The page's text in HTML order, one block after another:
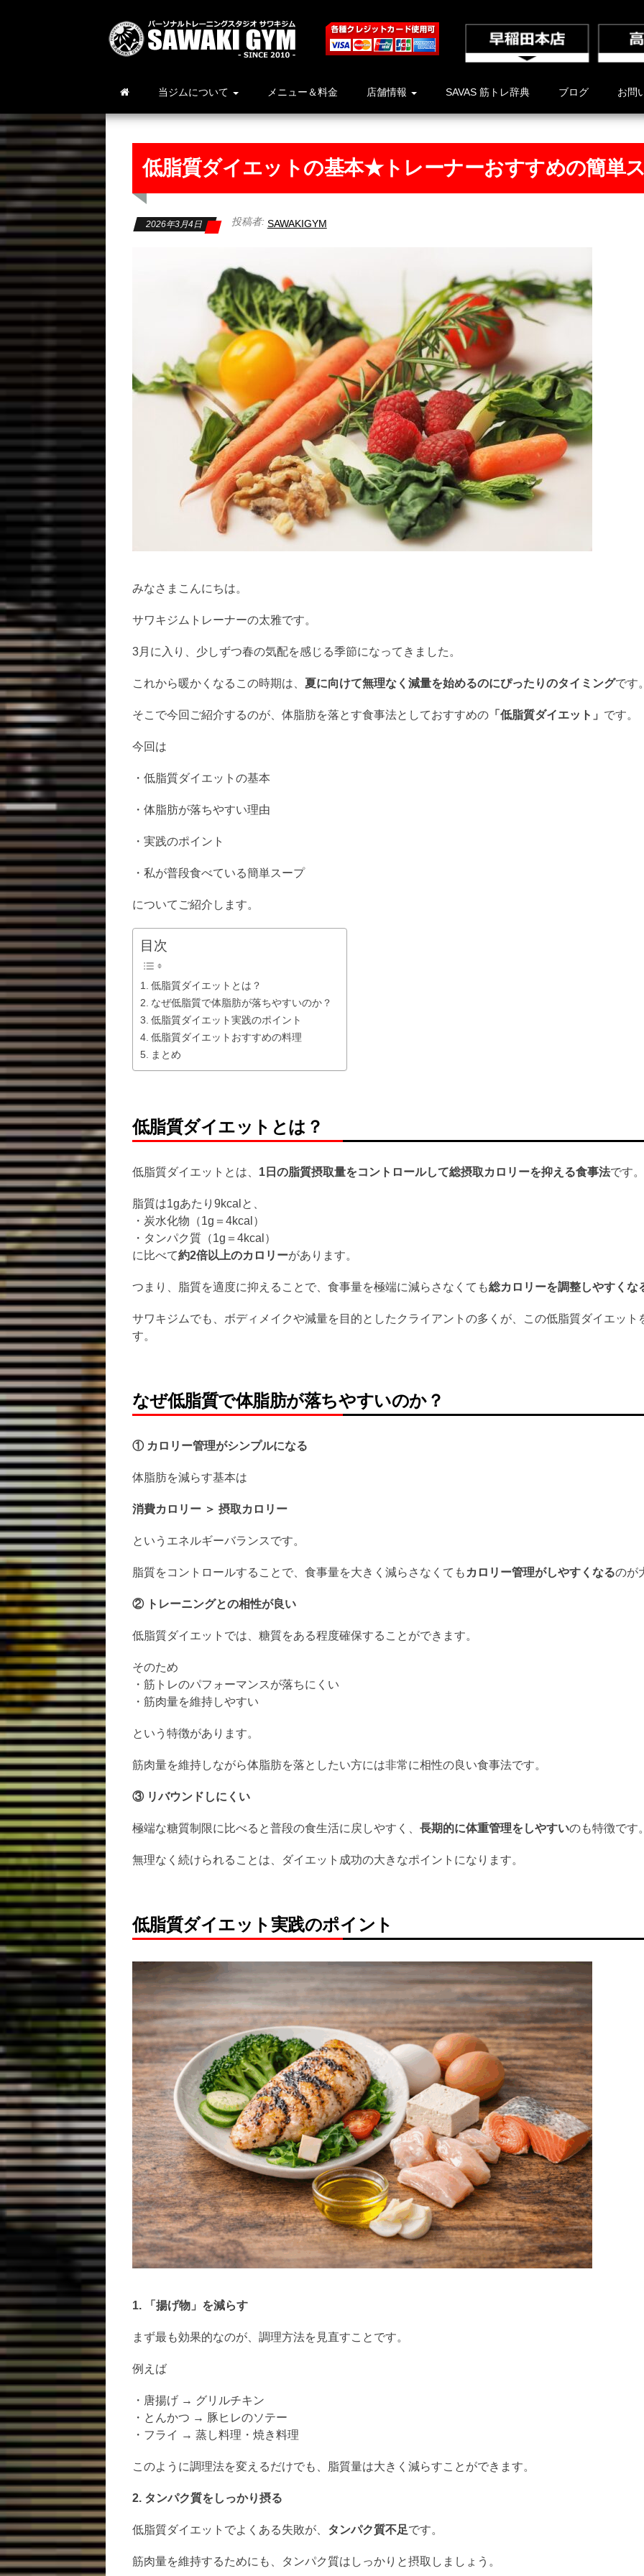
当ジムについて メニュー＆料金 店舗情報 SAVAS 筋トレ辞典 ブログ お問
低脂質ダイエットの基本★トレーナーおすすめの簡単
2026年3月4日 投稿者: SAWAKIGYM
みなさまこんにちは。
サワキジムトレーナーの太雅です。
3月に入り、少しずつ春の気配を感じる季節になってきました。
これから暖かくなるこの時期は、 夏に向けて無理なく減量を始めるのにぴったりのタイミングです
そこで今回ご紹介するのが、体脂肪を落とす食事法としておすすめの「低脂質ダイエット」 です。
今回は
・低脂質ダイエットの基本
・体脂肪が落ちやすい理由
・実践のポイント
・私が普段食べている簡単スープ
についてご紹介します。
目次
低脂質ダイエットとは？
なぜ低脂質で体脂肪が落ちやすいのか？
低脂質ダイエット実践のポイント
低脂質ダイエットおすすめの料理
まとめ
低脂質ダイエットとは？
低脂質ダイエットとは、 1日の脂質摂取量をコントロールして総摂取カロリーを抑える食事法です。
脂質は1gあたり9kcalと、
・炭水化物（1g＝4kcal）
・タンパク質（1g＝4kcal）
に比べて約2倍以上のカロリーがあります。
つまり、脂質を適度に抑えることで、食事量を極端に減らさなくても総カロリーを調整しやすくな
サワキジムでも、ボディメイクや減量を目的としたクライアントの多くが、この低脂質ダイエッ
す。
なぜ低脂質で体脂肪が落ちやすいのか？
① カロリー管理がシンプルになる
体脂肪を減らす基本は
消費カロリー ＞ 摂取カロリー
というエネルギーバランスです。
脂質をコントロールすることで、食事量を大きく減らさなくても カロリー管理がしやすくなるのが
② トレーニングとの相性が良い
低脂質ダイエットでは、糖質をある程度確保することができます。
そのため
・筋トレのパフォーマンスが落ちにくい
・筋肉量を維持しやすい
という特徴があります。
筋肉量を維持しながら体脂肪を落としたい方には非常に相性の良い食事法です。
③ リバウンドしにくい
極端な糖質制限に比べると普段の食生活に戻しやすく、 長期的に体重管理をしやすいのも特徴です
無理なく続けられることは、ダイエット成功の大きなポイントになります。
低脂質ダイエット実践のポイント
1. 「揚げ物」を減らす
まず最も効果的なのが、調理方法を見直すことです。
例えば
・唐揚げ → グリルチキン
・とんかつ → 豚ヒレのソテー
・フライ → 蒸し料理・焼き料理
このように調理法を変えるだけでも、脂質量は大きく減らすことができます。
2. タンパク質をしっかり摂る
低脂質ダイエットでよくある失敗が、 タンパク質不足です。
筋肉量を維持するためにも、タンパク質はしっかりと摂取しましょう。